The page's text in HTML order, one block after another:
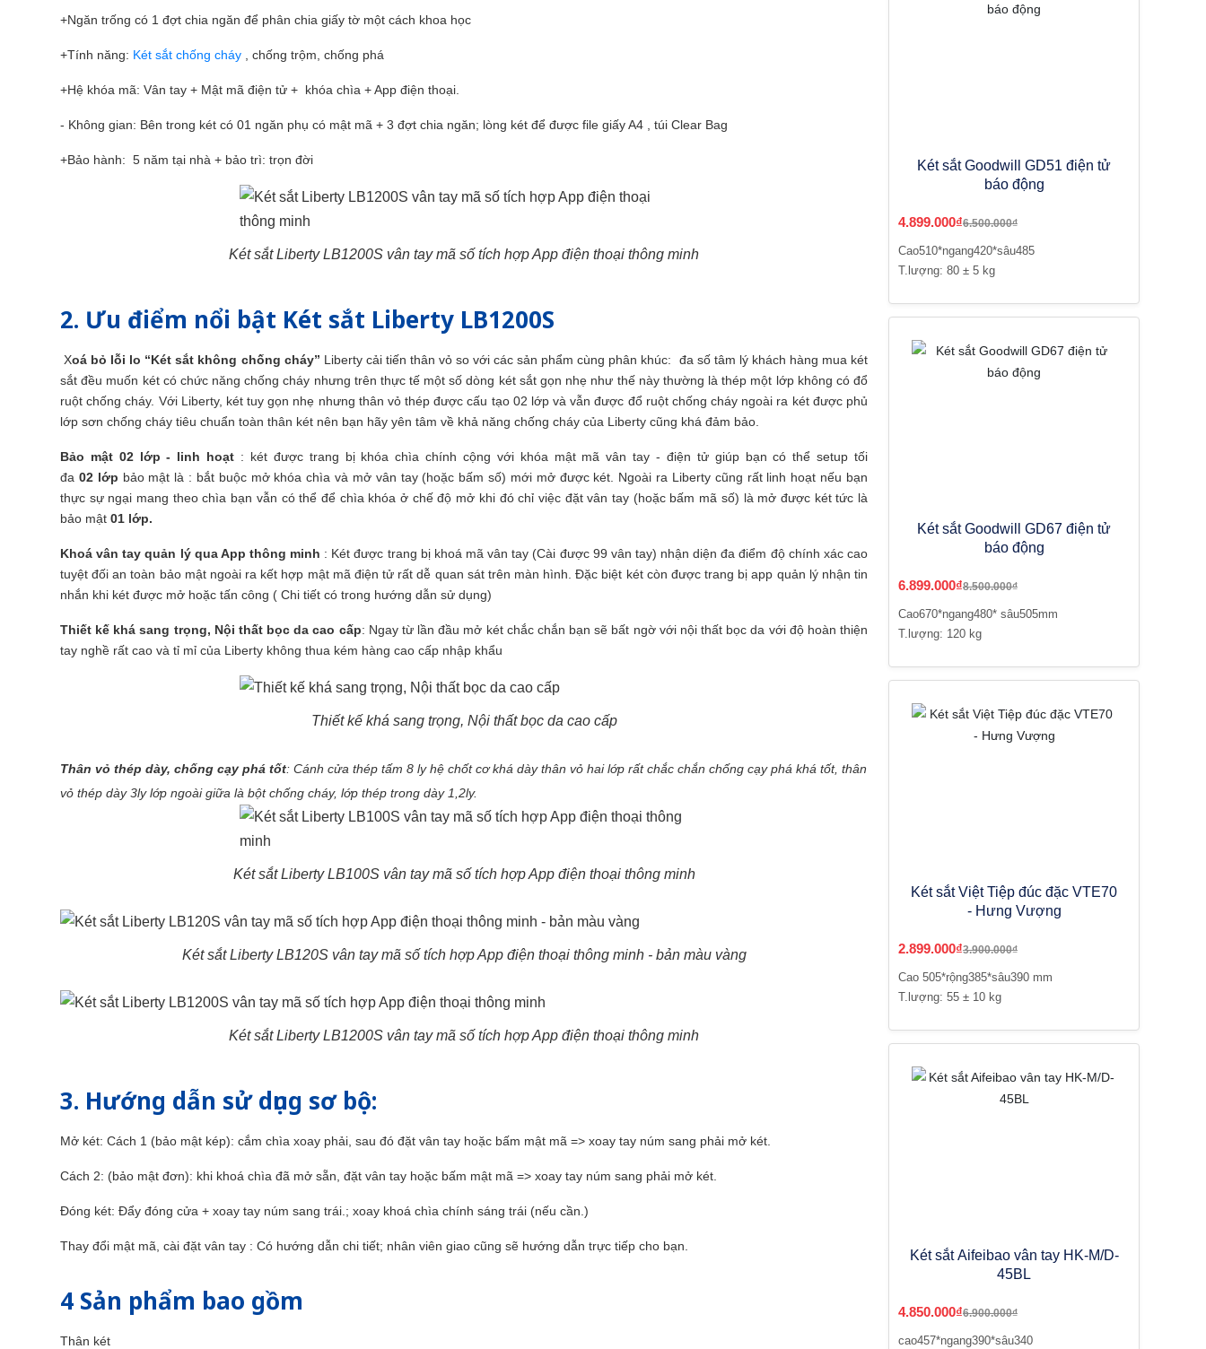
+Ngăn trống có 1 đợt chia ngăn để phân chia giấy tờ một cách khoa học
+Tính năng: Két sắt chống cháy , chống trộm, chống phá
+Hệ khóa mã: Vân tay + Mật mã điện tử + khóa chìa + App điện thoại.
- Không gian: Bên trong két có 01 ngăn phụ có mật mã + 3 đợt chia ngăn; lòng két để được file giấy A4 , túi Clear Bag
+Bảo hành: 5 năm tại nhà + bảo trì: trọn đời
Két sắt Liberty LB1200S vân tay mã số tích hợp App điện thoại thông minh
2. Ưu điểm nổi bật Két sắt Liberty LB1200S
Xoá bỏ lỗi lo “Két sắt không chống cháy” Liberty cải tiến thân vỏ so với các sản phẩm cùng phân khúc: đa số tâm lý khách hàng mua két
sắt đều muốn két có chức năng chống cháy nhưng trên thực tế một số dòng két sắt gọn nhẹ như thế này thường là thép một lớp không có đổ
ruột chống cháy. Với Liberty, két tuy gọn nhẹ nhưng thân vỏ thép được cấu tạo 02 lớp và vẫn được đổ ruột chống cháy ngoài ra két được phủ
lớp sơn chống cháy tiêu chuẩn toàn thân két nên bạn hãy yên tâm về khả năng chống cháy của Liberty cũng khá đảm bảo.
Bảo mật 02 lớp - linh hoạt : két được trang bị khóa chìa chính cộng với khóa mật mã vân tay - điện tử giúp bạn có thể setup tối
đa 02 lớp bảo mật là : bắt buộc mở khóa chìa và mở vân tay (hoặc bấm số) mới mở được két. Ngoài ra Liberty cũng rất linh hoạt nếu bạn
thực sự ngại mang theo chìa bạn vẫn có thể để chìa khóa ở chế độ mở khi đó chỉ việc đặt vân tay (hoặc bấm mã số) là mở được két tức là
bảo mật 01 lớp.
Khoá vân tay quản lý qua App thông minh : Két được trang bị khoá mã vân tay (Cài được 99 vân tay) nhận diện đa điểm độ chính xác cao
tuyệt đối an toàn bảo mật ngoài ra kết hợp mật mã điện tử rất dễ quan sát trên màn hình. Đặc biệt két còn được trang bị app quản lý nhận tin
nhắn khi két được mở hoặc tấn công ( Chi tiết có trong hướng dẫn sử dụng)
Thiết kế khá sang trọng, Nội thất bọc da cao cấp: Ngay từ lần đầu mở két chắc chắn bạn sẽ bất ngờ với nội thất bọc da với độ hoàn thiện
tay nghề rất cao và tỉ mỉ của Liberty không thua kém hàng cao cấp nhập khẩu
Thiết kế khá sang trọng, Nội thất bọc da cao cấp
Thân vỏ thép dày, chống cạy phá tốt: Cánh cửa thép tấm 8 ly hệ chốt cơ khá dày thân vỏ hai lớp rất chắc chắn chống cạy phá khá tốt, thân
vỏ thép dày 3ly lớp ngoài giữa là bột chống cháy, lớp thép trong dày 1,2ly.
Két sắt Liberty LB100S vân tay mã số tích hợp App điện thoại thông minh
Két sắt Liberty LB120S vân tay mã số tích hợp App điện thoại thông minh - bản màu vàng
Két sắt Liberty LB1200S vân tay mã số tích hợp App điện thoại thông minh
3. Hướng dẫn sử dụng sơ bộ:
Mở két: Cách 1 (bảo mật kép): cắm chìa xoay phải, sau đó đặt vân tay hoặc bấm mật mã => xoay tay núm sang phải mở két.
Cách 2: (bảo mật đơn): khi khoá chìa đã mở sẵn, đặt vân tay hoặc bấm mật mã => xoay tay núm sang phải mở két.
Đóng két: Đẩy đóng cửa + xoay tay núm sang trái.; xoay khoá chìa chính sáng trái (nếu cần.)
Thay đổi mật mã, cài đặt vân tay : Có hướng dẫn chi tiết; nhân viên giao cũng sẽ hướng dẫn trực tiếp cho bạn.
4 Sản phẩm bao gồm
Thân két
Két sắt Goodwill GD51 điện tử
báo động
4.899.000₫6.500.000₫
Cao510*ngang420*sâu485
T.lượng: 80 ± 5 kg
Két sắt Goodwill GD67 điện tử
báo động
6.899.000₫8.500.000₫
Cao670*ngang480* sâu505mm
T.lượng: 120 kg
Két sắt Việt Tiệp đúc đặc VTE70
- Hưng Vượng
2.899.000₫3.900.000₫
Cao 505*rộng385*sâu390 mm
T.lượng: 55 ± 10 kg
Két sắt Aifeibao vân tay HK-M/D-
45BL
4.850.000₫6.900.000₫
cao457*ngang390*sâu340